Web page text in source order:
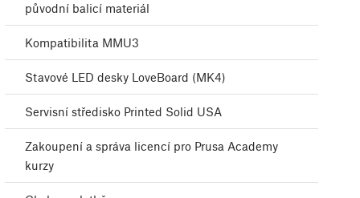
původní balicí materiál
Kompatibilita MMU3
Stavové LED desky LoveBoard (MK4)
Servisní středisko Printed Solid USA
Zakoupení a správa licencí pro Prusa Academy
kurzy